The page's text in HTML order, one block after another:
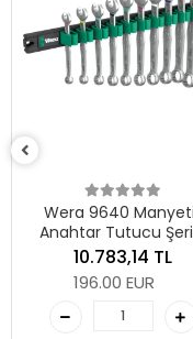
9640 Manyetik
Tutucu Şeritli
Joker 1 Açık Ağız
Kombine Anahtar
10.783,14 TL
196.00 EUR